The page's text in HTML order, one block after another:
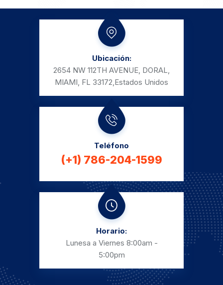
Ubicación:
2654 NW 112TH AVENUE, DORAL,
MIAMI, FL 33172,Estados Unidos
Teléfono
(+1) 786-204-1599
Horario:
Lunesa a Viernes 8:00am -
5:00pm